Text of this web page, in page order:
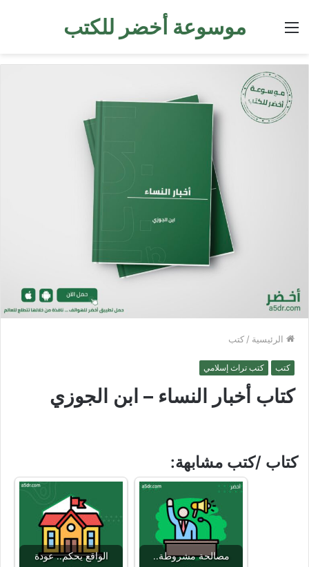
موسوعة أخضر للكتب القائمة
الرئيسية / كتب
كتب كتب تراث إسلامي
كتاب أخبار النساء – ابن الجوزي
كتاب /كتب مشابهة:
الواقع يحكم.. عودة
مصالحة مشروطة..